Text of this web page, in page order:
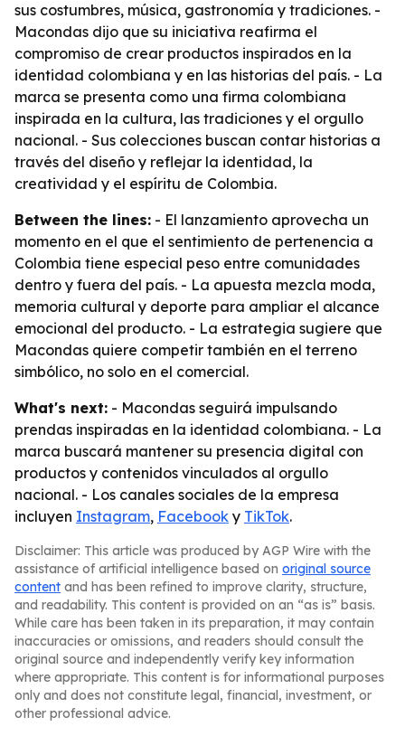
sus costumbres, música, gastronomía y tradiciones. -
Macondas dijo que su iniciativa reafirma el
compromiso de crear productos inspirados en la
identidad colombiana y en las historias del país. - La
marca se presenta como una firma colombiana
inspirada en la cultura, las tradiciones y el orgullo
nacional. - Sus colecciones buscan contar historias a
través del diseño y reflejar la identidad, la
creatividad y el espíritu de Colombia.
Between the lines: - El lanzamiento aprovecha un
momento en el que el sentimiento de pertenencia a
Colombia tiene especial peso entre comunidades
dentro y fuera del país. - La apuesta mezcla moda,
memoria cultural y deporte para ampliar el alcance
emocional del producto. - La estrategia sugiere que
Macondas quiere competir también en el terreno
simbólico, no solo en el comercial.
What's next: - Macondas seguirá impulsando
prendas inspiradas en la identidad colombiana. - La
marca buscará mantener su presencia digital con
productos y contenidos vinculados al orgullo
nacional. - Los canales sociales de la empresa
incluyen Instagram, Facebook y TikTok.
Disclaimer: This article was produced by AGP Wire with the
assistance of artificial intelligence based on original source
content and has been refined to improve clarity, structure,
and readability. This content is provided on an “as is” basis.
While care has been taken in its preparation, it may contain
inaccuracies or omissions, and readers should consult the
original source and independently verify key information
where appropriate. This content is for informational purposes
only and does not constitute legal, financial, investment, or
other professional advice.